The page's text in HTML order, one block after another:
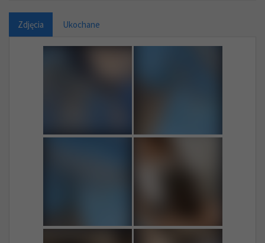
Zdjęcia Ukochane